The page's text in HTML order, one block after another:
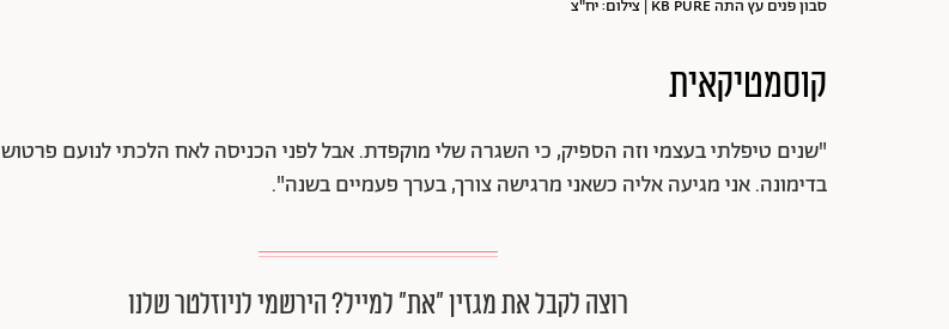
סבון פנים עץ התה KB PURE | צילום: יח"צ
קוסמטיקאית
"שנים טיפלתי בעצמי וזה הספיק, כי השגרה שלי מוקפדת. אבל לפני הכניסה לאח הלכתי לנועם פרטוש
בדימונה. אני מגיעה אליה כשאני מרגישה צורך, בערך פעמיים בשנה".
רוצה לקבל את מגזין ״את״ למייל? הירשמי לניוזלטר שלנו